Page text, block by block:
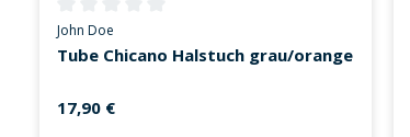
Durchschnittliche Bewertung von 0 von 5 Sternen
John Doe
Tube Chicano Halstuch grau/orange
17,90 €